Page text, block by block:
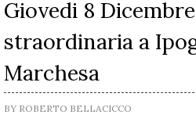
Giovedi 8
straordinaria a
Marchesa
BY ROBERTO BELLACICCO